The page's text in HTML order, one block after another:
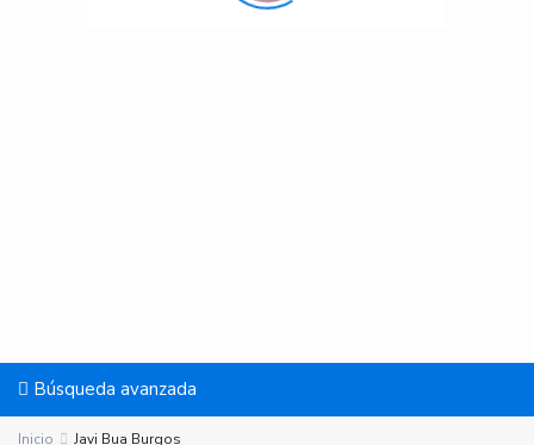
Búsqueda avanzada
Inicio Javi Bua Burgos